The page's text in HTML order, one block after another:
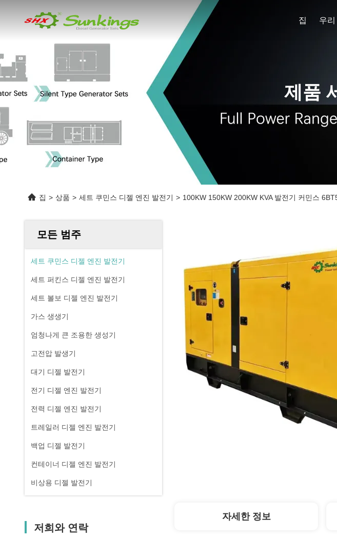
집
제품
집 > 상품 > 세트 쿠민스 디젤 엔진 발전기 > 100KW 150KW 200KW KVA 발전기 커민스
모든 범주
세트 쿠민스 디젤 엔진 발전기
세트 퍼킨스 디젤 엔진 발전기
세트 볼보 디젤 엔진 발전기
가스 생생기
엄청나게 큰 조용한 생성기
고전압 발생기
대기 디젤 발전기
전기 디젤 엔진 발전기
전력 디젤 엔진 발전기
트레일러 디젤 엔진 발전기
백업 디젤 발전기
컨테이너 디젤 엔진 발전기
비상용 디젤 발전기
저희와 연락
자세한 정보